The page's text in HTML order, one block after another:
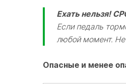
Ехать нельзя!
Если педаль
любой момент. Не
Опасные и менее